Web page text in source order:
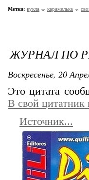
Метки: кукла карамелька
ЖУРНАЛ ПО
Воскресенье, 20
Это цитата
В свой цитатник
Источник...